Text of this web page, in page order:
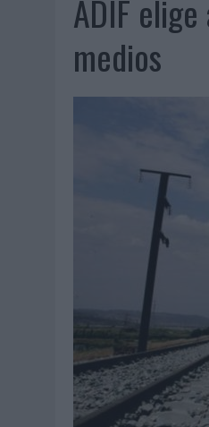
07/08/2026
EL
07/08/2026
| VUELING
SIETE DE
LA
EL USO
| SYSTEM1
FRIGO Y
06/08/2026 |
LA IA
05/08/2026
BEON
05/08/2026 | FABRA
05/08/2026 |
LOPESAN
05/08/2026 | LUIS
ADIF
medios